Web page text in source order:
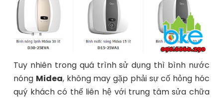
Tuy nhiên trong quá trình sử dụng thì bình nước
nóng Midea, không may gặp phải sự cố hỏng hóc
quý khách có thể liên hệ với trung tâm sửa chữa